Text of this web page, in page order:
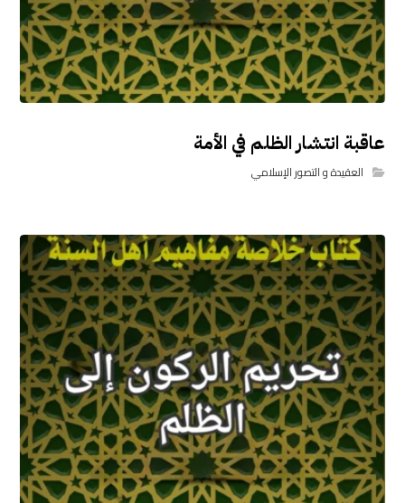
عاقبة انتشار الظلم في الأمة
العقيدة و التصور الإسلامي